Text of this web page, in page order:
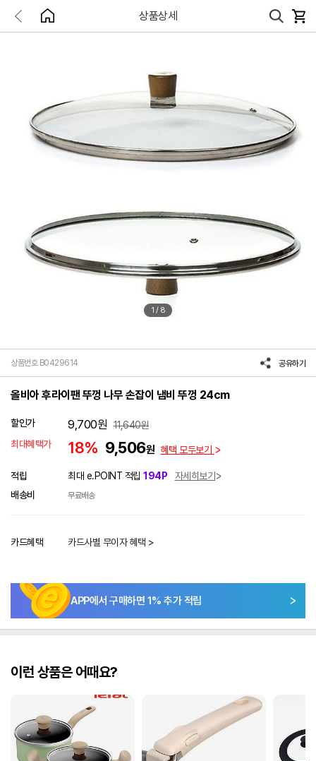
상품상세
1 / 8
상품번호 B0429614 공유하기
올비아 후라이팬 뚜껑 나무 손잡이 냄비 뚜껑 24cm
할인가 9,700원 11,640원
최대혜택가
18% 9,506원 혜택 모두보기
적립 최대 e.POINT 적립 194P
자세히보기
배송비
무료배송
카드혜택 카드사별 무이자 혜택 >
APP에서 구매하면 1% 추가 적립
이런 상품은 어때요?